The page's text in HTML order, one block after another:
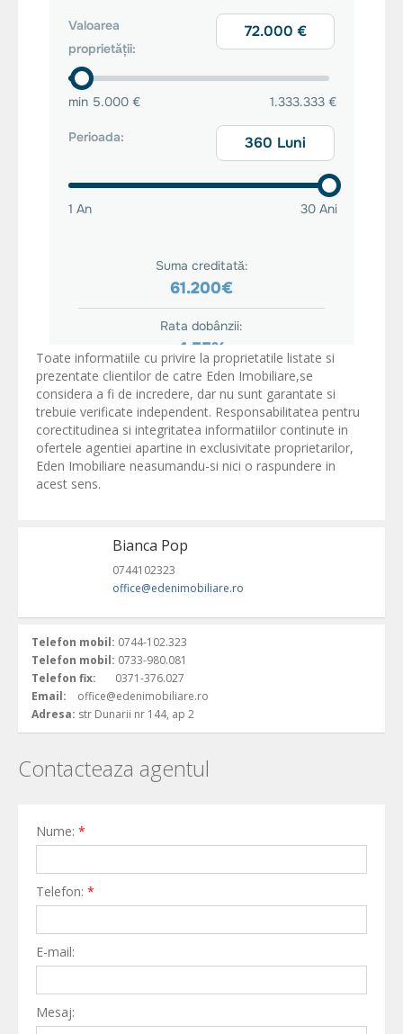
Toate informatiile cu privire la proprietatile listate si
prezentate clientilor de catre Eden Imobiliare,se
considera a fi de incredere, dar nu sunt garantate si
trebuie verificate independent. Responsabilitatea pentru
corectitudinea si integritatea informatiilor continute in
ofertele agentiei apartine in exclusivitate proprietarilor,
Eden Imobiliare neasumandu-si nici o raspundere in
acest sens.
Bianca Pop
0744102323
office@edenimobiliare.ro
Telefon mobil: 0744-102.323
Telefon mobil: 0733-980.081
Telefon fix: 0371-376.027
Email: office@edenimobiliare.ro
Adresa: str Dunarii nr 144, ap 2
Contacteaza agentul
Nume: *
Telefon: *
E-mail:
Mesaj: